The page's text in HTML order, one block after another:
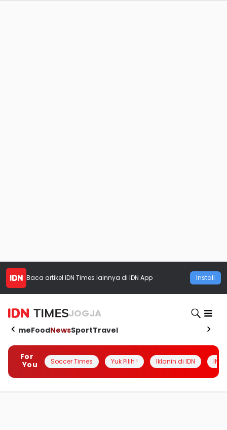
Baca artikel IDN Times lainnya di IDN App Install
JOGJA
HomeFoodNewsSportTravel
For
You
Soccer Times Yuk Pilih ! Iklanin di IDN